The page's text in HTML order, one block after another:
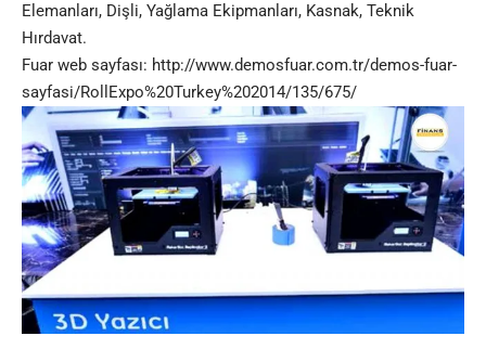
Elemanları, Dişli, Yağlama Ekipmanları, Kasnak, Teknik
Hırdavat.
Fuar web sayfası: http://www.demosfuar.com.tr/demos-fuar-
sayfasi/RollExpo%20Turkey%202014/135/675/